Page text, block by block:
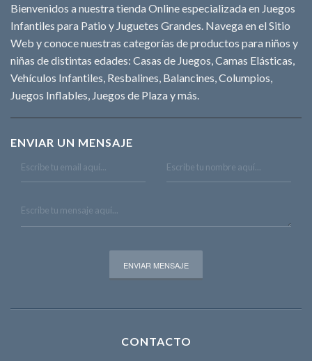
Bienvenidos a nuestra tienda Online especializada en Juegos
Infantiles para Patio y Juguetes Grandes. Navega en el Sitio
Web y conoce nuestras categorías de productos para niños y
niñas de distintas edades: Casas de Juegos, Camas Elásticas,
Vehículos Infantiles, Resbalines, Balancines, Columpios,
Juegos Inflables, Juegos de Plaza y más.
ENVIAR UN MENSAJE
CONTACTO